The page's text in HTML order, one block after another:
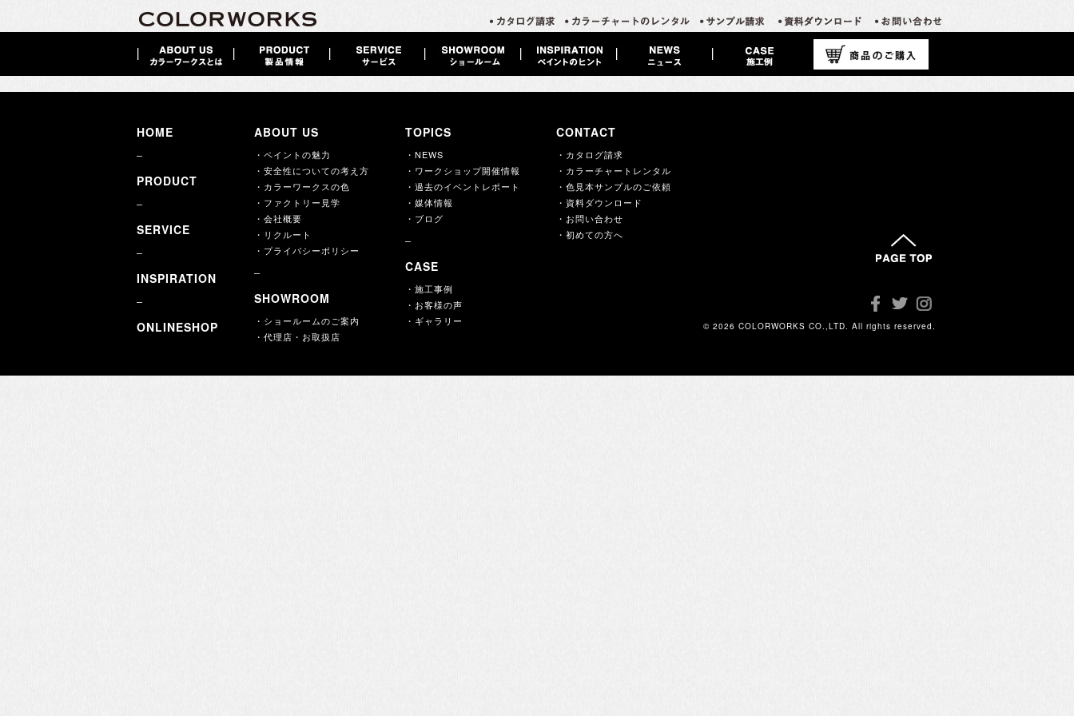
HOME
PRODUCT
SERVICE
INSPIRATION
ONLINESHOP
ABOUT US
・ペイントの魅力
・安全性についての考え方
・カラーワークスの色
・ファクトリー見学
・会社概要
・リクルート
・プライバシーポリシー
SHOWROOM
・ショールームのご案内
・代理店・お取扱店
TOPICS
・NEWS
・ワークショップ開催情報
・過去のイベントレポート
・媒体情報
・ブログ
CASE
・施工事例
・お客様の声
・ギャラリー
CONTACT
・カタログ請求
・カラーチャートレンタル
・色見本サンプルのご依頼
・資料ダウンロード
・お問い合わせ
・初めての方へ
© 2026 COLORWORKS CO.,LTD. All rights reserved.